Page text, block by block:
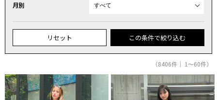
月別
リセット この条件で絞り込む
（8406件｜ 1～60件）